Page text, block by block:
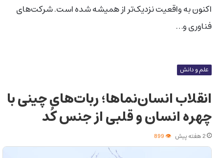
اکنون به واقعیت نزدیک‌تر از همیشه شده است. شرکت‌های
فناوری و…
علم و دانش
انقلاب انسان‌نماها؛ ربات‌های چینی با
چهره انسان و قلبی از جنس کُد
2 هفته پیش